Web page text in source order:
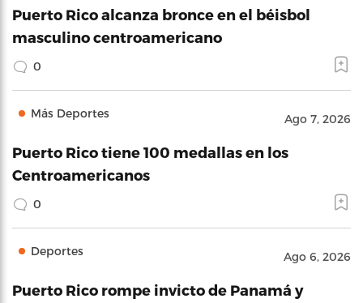
Puerto Rico alcanza bronce en el béisbol
masculino centroamericano
0
Más Deportes Ago 7, 2026
Puerto Rico tiene 100 medallas en los
Centroamericanos
0
Deportes Ago 6, 2026
Puerto Rico rompe invicto de Panamá y